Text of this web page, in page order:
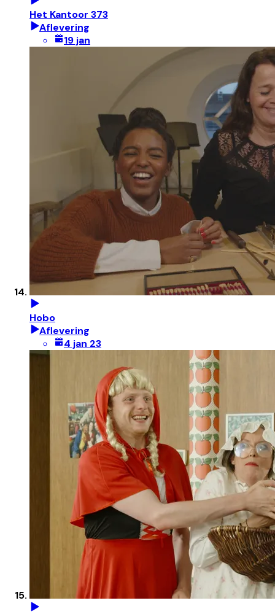
Het Kantoor 373
Aflevering
19 jan
Hobo
Aflevering
4 jan 23